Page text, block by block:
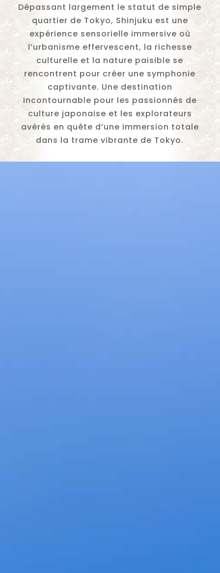
Dépassant largement le statut de simple
quartier de Tokyo, Shinjuku est une
expérience sensorielle immersive où
l’urbanisme effervescent, la richesse
culturelle et la nature paisible se
rencontrent pour créer une symphonie
captivante. Une destination
incontournable pour les passionnés de
culture japonaise et les explorateurs
avérés en quête d’une immersion totale
dans la trame vibrante de Tokyo.